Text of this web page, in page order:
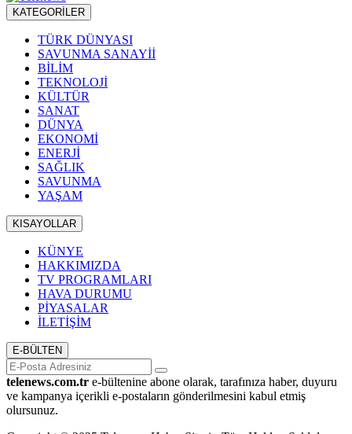
KATEGORİLER
TÜRK DÜNYASI
SAVUNMA SANAYİİ
BİLİM
TEKNOLOJİ
KÜLTÜR
SANAT
DÜNYA
EKONOMİ
ENERJİ
SAĞLIK
SAVUNMA
YAŞAM
KISAYOLLAR
KÜNYE
HAKKIMIZDA
TV PROGRAMLARI
HAVA DURUMU
PİYASALAR
İLETİŞİM
E-BÜLTEN
telenews.com.tr e-bültenine abone olarak, tarafınıza haber, duyuru
ve kampanya içerikli e-postaların gönderilmesini kabul etmiş
olursunuz.